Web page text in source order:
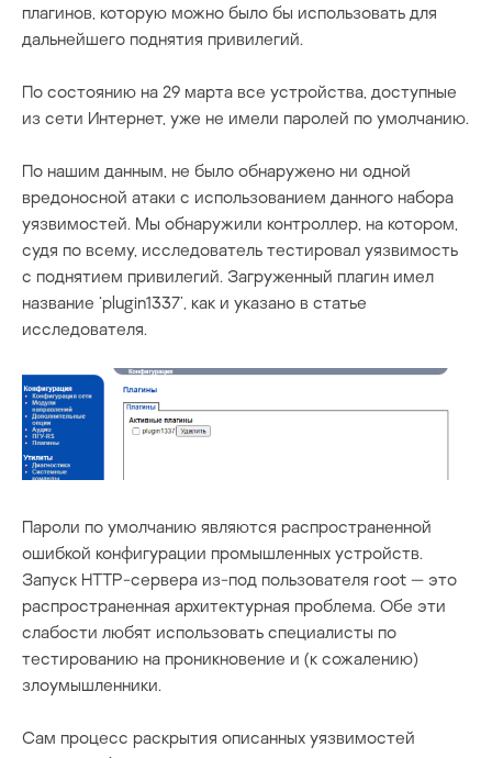
плагинов, которую можно было бы использовать для
дальнейшего поднятия привилегий.
По состоянию на 29 марта все устройства, доступные
из сети Интернет, уже не имели паролей по умолчанию.
По нашим данным, не было обнаружено ни одной
вредоносной атаки с использованием данного набора
уязвимостей. Мы обнаружили контроллер, на котором,
судя по всему, исследователь тестировал уязвимость
с поднятием привилегий. Загруженный плагин имел
название ‘plugin1337’, как и указано в статье
исследователя.
Пароли по умолчанию являются распространенной
ошибкой конфигурации промышленных устройств.
Запуск HTTP-сервера из-под пользователя root — это
распространенная архитектурная проблема. Обе эти
слабости любят использовать специалисты по
тестированию на проникновение и (к сожалению)
злоумышленники.
Сам процесс раскрытия описанных уязвимостей